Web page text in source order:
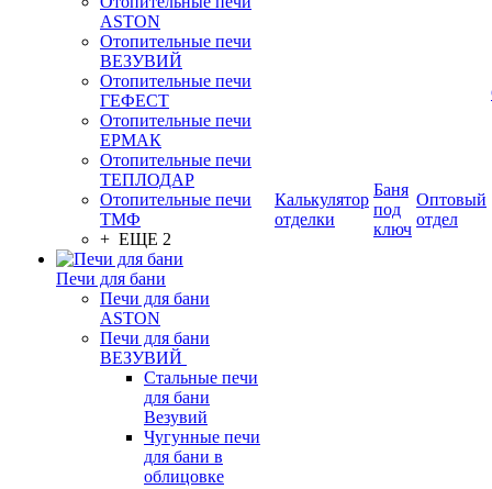
ASTON
Отопительные печи
ВЕЗУВИЙ
Отопительные печи
ГЕФЕСТ
Отопительные печи
ЕРМАК
Отопительные печи
ТЕПЛОДАР
Отопительные печи
ТМФ
+ ЕЩЕ 2
Печи для бани
Печи для бани
ASTON
Печи для бани
ВЕЗУВИЙ
Стальные печи
для бани
Везувий
Чугунные печи
для бани в
облицовке
Калькулятор
отделки
Баня
под
ключ
Оптовый
отдел